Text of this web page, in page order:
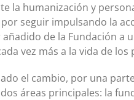
la humanización y
seguir impulsando la
de la Fundación a
vez más a la vida de los
el cambio, por una
áreas principales: la